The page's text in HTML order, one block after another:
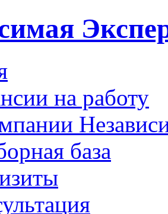
на работу
база